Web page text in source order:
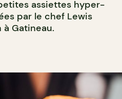
assiettes hyper-
par le chef Lewis
à Gatineau.